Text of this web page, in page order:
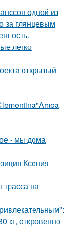
одной из
за глянцевым
легко
открытый
- мы дома
Ксения
на
кг, откровенно